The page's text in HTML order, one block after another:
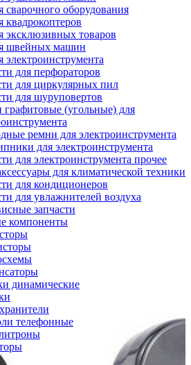
сварочного оборудования
квадрокоптеров
эксклюзивных товаров
швейных машин
электроинструмента
для перфораторов
для циркулярных пил
для шуруповертов
(угольные) для
ремни для электроинструмента
для электроинструмента
для электроинструмента прочее
для климатической техники
для кондиционеров
для увлажнителей воздуха
запчасти
компоненты
динамические
телефонные